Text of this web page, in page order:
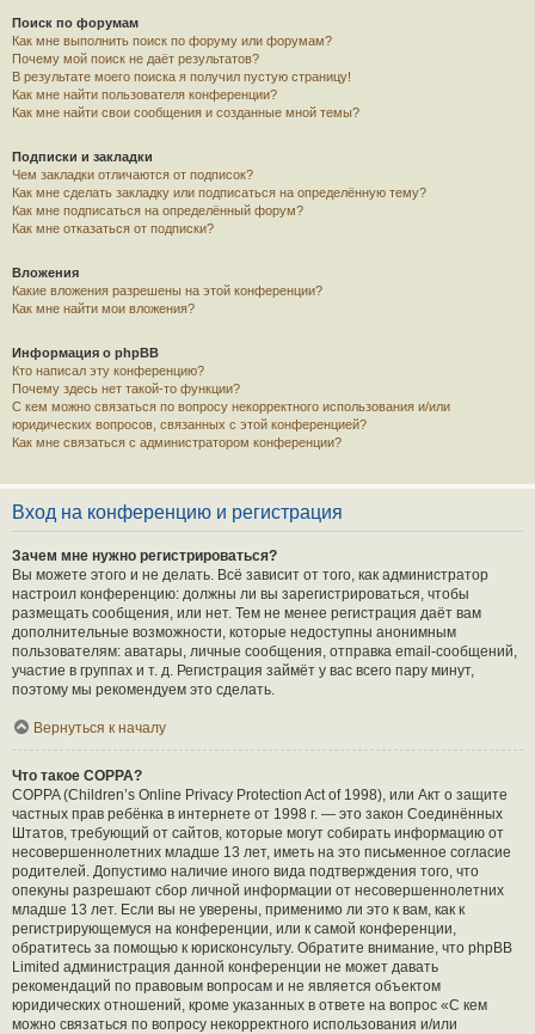
Поиск по форумам
Как мне выполнить поиск по форуму или форумам?
Почему мой поиск не даёт результатов?
В результате моего поиска я получил пустую страницу!
Как мне найти пользователя конференции?
Как мне найти свои сообщения и созданные мной темы?
Подписки и закладки
Чем закладки отличаются от подписок?
Как мне сделать закладку или подписаться на определённую тему?
Как мне подписаться на определённый форум?
Как мне отказаться от подписки?
Вложения
Какие вложения разрешены на этой конференции?
Как мне найти мои вложения?
Информация о phpBB
Кто написал эту конференцию?
Почему здесь нет такой-то функции?
С кем можно связаться по вопросу некорректного использования и/или
юридических вопросов, связанных с этой конференцией?
Как мне связаться с администратором конференции?
Вход на конференцию и регистрация
Зачем мне нужно регистрироваться?
Вы можете этого и не делать. Всё зависит от того, как администратор
настроил конференцию: должны ли вы зарегистрироваться, чтобы
размещать сообщения, или нет. Тем не менее регистрация даёт вам
дополнительные возможности, которые недоступны анонимным
пользователям: аватары, личные сообщения, отправка email-сообщений,
участие в группах и т. д. Регистрация займёт у вас всего пару минут,
поэтому мы рекомендуем это сделать.
Вернуться к началу
Что такое COPPA?
COPPA (Children’s Online Privacy Protection Act of 1998), или Акт о защите
частных прав ребёнка в интернете от 1998 г. — это закон Соединённых
Штатов, требующий от сайтов, которые могут собирать информацию от
несовершеннолетних младше 13 лет, иметь на это письменное согласие
родителей. Допустимо наличие иного вида подтверждения того, что
опекуны разрешают сбор личной информации от несовершеннолетних
младше 13 лет. Если вы не уверены, применимо ли это к вам, как к
регистрирующемуся на конференции, или к самой конференции,
обратитесь за помощью к юрисконсульту. Обратите внимание, что phpBB
Limited администрация данной конференции не может давать
рекомендаций по правовым вопросам и не является объектом
юридических отношений, кроме указанных в ответе на вопрос «С кем
можно связаться по вопросу некорректного использования и/или